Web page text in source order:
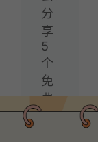
分
享
5
个
免
费
的